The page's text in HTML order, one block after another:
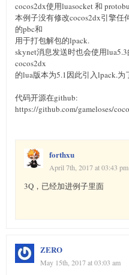
cocos2dx使用luasocket 和
本例子没有修改cocos2dx引擎
的pbc和
用于打包解包的lpack.
skynet消息发送时也会使用lua5.3
cocos2dx
的lua版本为5.1因此引入lpack.
代码开源在github:
https://github.com/gameloses/
forthxu
April 7th, 2017 at 03:43 pm
3Q，已经加进例子里面
ZERO
May 15th, 2017 at 03:03 am